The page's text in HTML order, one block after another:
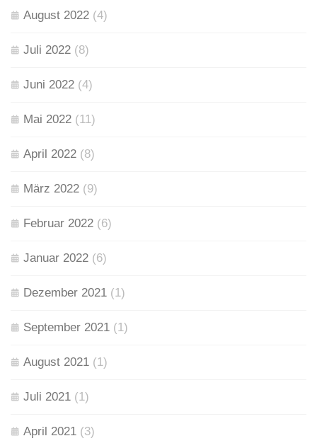
August 2022 (4)
Juli 2022 (8)
Juni 2022 (4)
Mai 2022 (11)
April 2022 (8)
März 2022 (9)
Februar 2022 (6)
Januar 2022 (6)
Dezember 2021 (1)
September 2021 (1)
August 2021 (1)
Juli 2021 (1)
April 2021 (3)